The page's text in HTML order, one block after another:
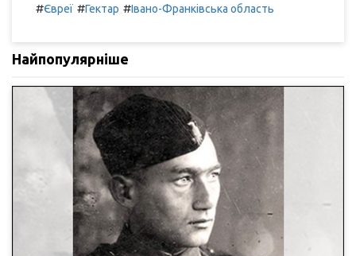
#Євреї #Гектар #Івано-Франківська область
Найпопулярніше